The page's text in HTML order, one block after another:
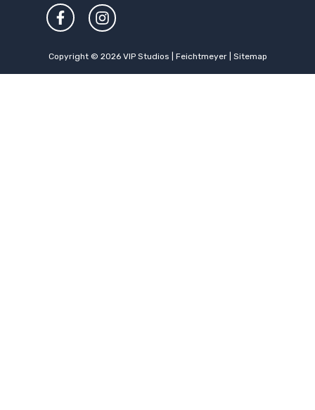
Copyright © 2026 VIP Studios | Feichtmeyer| Sitemap